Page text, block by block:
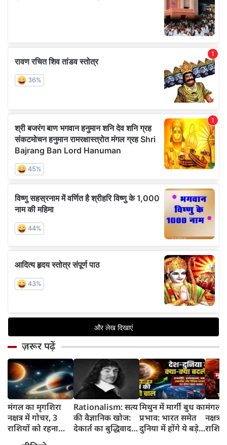
ज़रूर पढ़ें
मंगल का मृगशिरा
नक्षत्र में गोचर, 3
राशियों को रहना
Rationalism: सत्य
की वैज्ञानिक खोज:
देकार्त का बुद्धिवाद
मिथुन में मार्गी बुध का
प्रभाव: भारत समेत
दुनिया में होंगे ये बड़े
मंगल
नक्षत्र